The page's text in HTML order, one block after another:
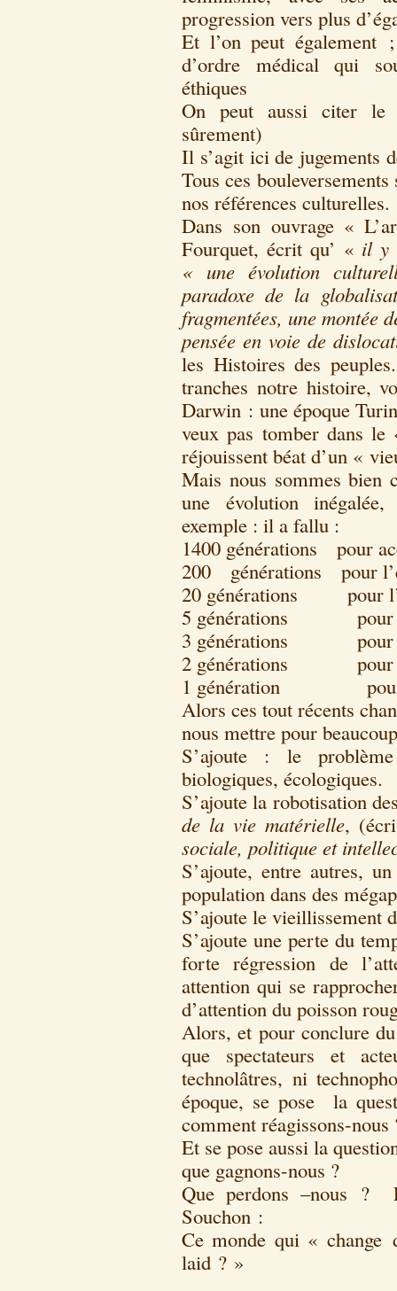
progression vers plus
Et l’on peut également
d’ordre médical qui
éthiques
On peut aussi citer le
sûrement)
Il s’agit ici de jugements
Tous ces
nos références culturelles.
Dans son ouvrage «
Fourquet, écrit qu’ « il y
« une évolution
paradoxe de la
fragmentées, une montée
pensée en voie de
les Histoires des
tranches notre histoire,
Darwin : une époque
veux pas tomber dans
réjouissent béat d’un «
Mais nous sommes bien
une évolution
exemple : il a fallu :
1400 générations pour
200 générations pour
20 générations pour
5 générations pour la
3 générations pour
2 générations pour
1 génération pour
Alors ces tout récents
nous mettre pour
S’ajoute : le
biologiques, écologiques.
S’ajoute la robotisation
de la vie matérielle,
sociale, politique et
S’ajoute, entre autres,
population dans des
S’ajoute le vieillissement
S’ajoute une perte du
forte régression de
attention qui se
d’attention du poisson
Alors, et pour conclure
que spectateurs et
technolâtres, ni
époque, se pose la
comment réagissons-nous
Et se pose aussi la
que gagnons-nous ?
Que perdons –nous ?
Souchon :
Ce monde qui «
laid ? »